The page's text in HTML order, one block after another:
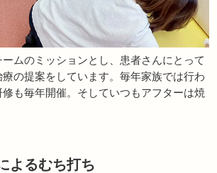
ームのミッションとし、患者さんにとって
の提案をしています。毎年家族では行わ
も毎年開催。そしていつもアフターは焼
よるむち打ち